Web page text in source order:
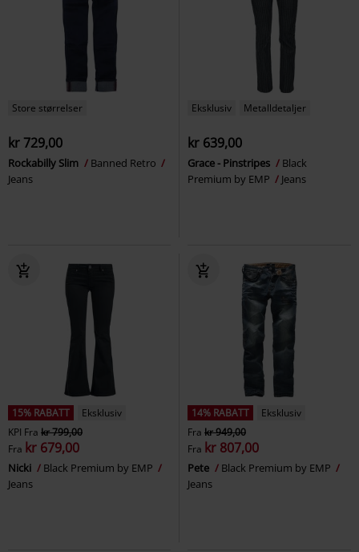
Store størrelser
kr 729,00
Rockabilly Slim
Banned Retro
Jeans
Eksklusiv Metalldetaljer
kr 639,00
Grace - Pinstripes
Black
Premium by EMP
Jeans
15% RABATT
Eksklusiv
KPI Fra kr 799,00
Fra kr 679,00
Nicki
Black Premium by EMP
Jeans
14% RABATT
Eksklusiv
Fra kr 949,00
Fra kr 807,00
Pete
Black Premium by EMP
Jeans